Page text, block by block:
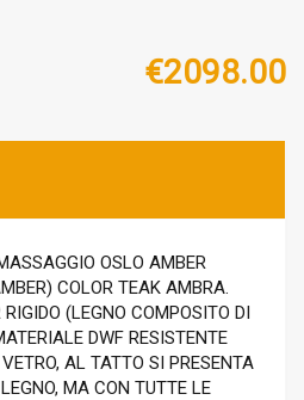
€2098.00
OSLO AMBER
COLOR TEAK AMBRA.
(LEGNO COMPOSITO DI
DWF RESISTENTE
AL TATTO SI PRESENTA
MA CON TUTTE LE